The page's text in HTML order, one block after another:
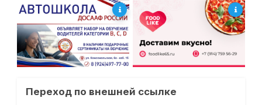
Переход по внешней ссылке